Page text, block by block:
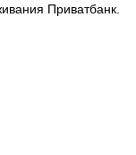
Приватбанк.